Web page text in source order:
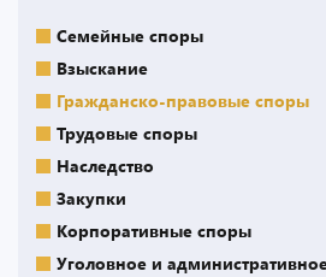
Семейные споры
Взыскание
Гражданско-правовые споры
Трудовые споры
Наследство
Закупки
Корпоративные споры
Уголовное и